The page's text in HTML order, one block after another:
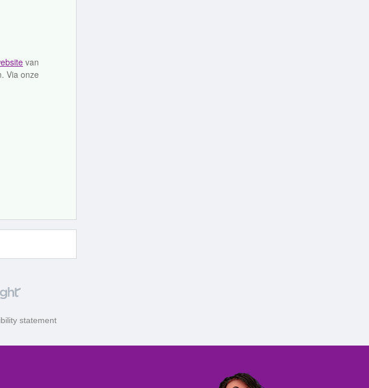
van
Via onze
statement